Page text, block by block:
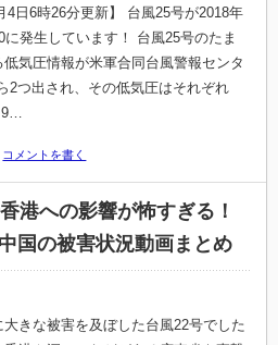
4日6時26分更新】 台風25号が2018年
に発生しています！ 台風25号のたま
低気圧情報が米軍合同台風警報センタ
2つ出され、その低気圧はそれぞれ
9…
コメントを書く
港への影響が怖すぎる！
国の被害状況動画まとめ
大きな被害を及ぼした台風22号でした